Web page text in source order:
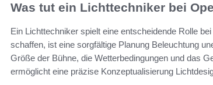
Was tut ein Lichttechniker bei
Ein Lichttechniker spielt eine entscheidende Rolle
schaffen, ist eine sorgfältige Planung Beleuchtung
Größe der Bühne, die Wetterbedingungen und das
ermöglicht eine präzise Konzeptualisierung